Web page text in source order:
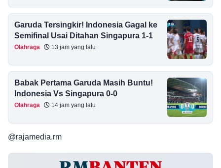
Garuda Tersingkir! Indonesia Gagal ke
Semifinal Usai Ditahan Singapura 1-1
Olahraga 13 jam yang lalu
Babak Pertama Garuda Masih Buntu!
Indonesia Vs Singapura 0-0
Olahraga 14 jam yang lalu
@rajamedia.rm